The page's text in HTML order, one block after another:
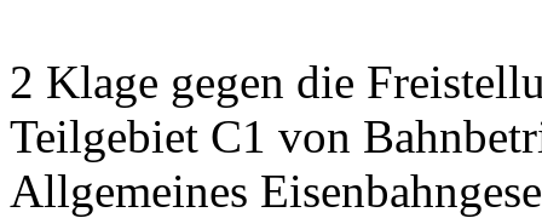
2 Klage gegen die
Teilgebiet C1 von
Allgemeines